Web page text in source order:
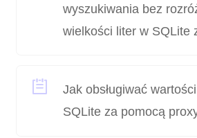
wyszukiwania bez
wielkości liter w SQLite
Jak obsługiwać
SQLite za pomocą